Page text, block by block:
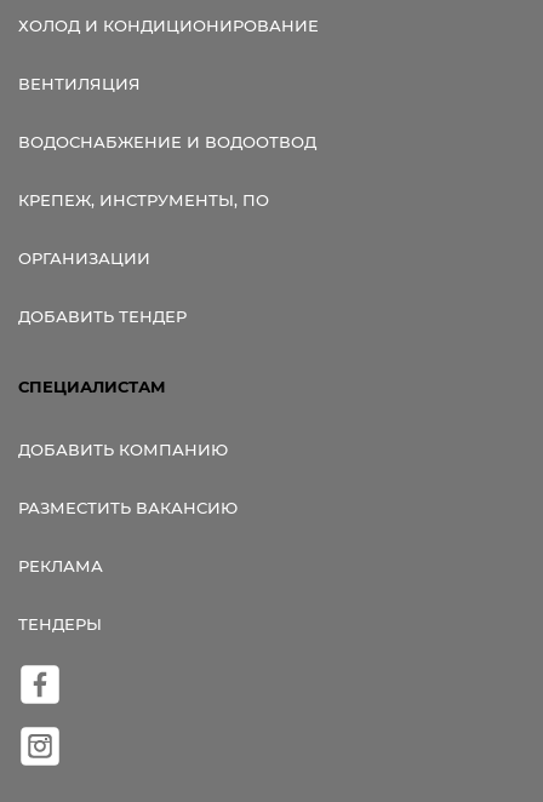
ХОЛОД И КОНДИЦИОНИРОВАНИЕ
ВЕНТИЛЯЦИЯ
ВОДОСНАБЖЕНИЕ И ВОДООТВОД
КРЕПЕЖ, ИНСТРУМЕНТЫ, ПО
ОРГАНИЗАЦИИ
ДОБАВИТЬ ТЕНДЕР
СПЕЦИАЛИСТАМ
ДОБАВИТЬ КОМПАНИЮ
РАЗМЕСТИТЬ ВАКАНСИЮ
РЕКЛАМА
ТЕНДЕРЫ